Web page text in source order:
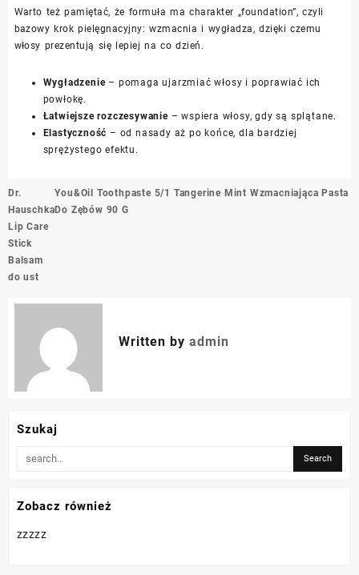
Warto też pamiętać, że formuła ma charakter „foundation”, czyli
bazowy krok pielęgnacyjny: wzmacnia i wygładza, dzięki czemu
włosy prezentują się lepiej na co dzień.
Wygładzenie– pomaga ujarzmiać włosy i poprawiać ich
powłokę.
Łatwiejsze rozczesywanie– wspiera włosy, gdy są splątane.
Elastyczność – od nasady aż po końce, dla bardziej
sprężystego efektu.
Nawigacja
wpisu
Dr.
Hauschka
Lip Care
Stick
Balsam
do ust
You&Oil Toothpaste 5/1 Tangerine Mint Wzmacniająca Pasta
Do Zębów 90 G
Written by admin
Szukaj
Zobacz również
zzzzz